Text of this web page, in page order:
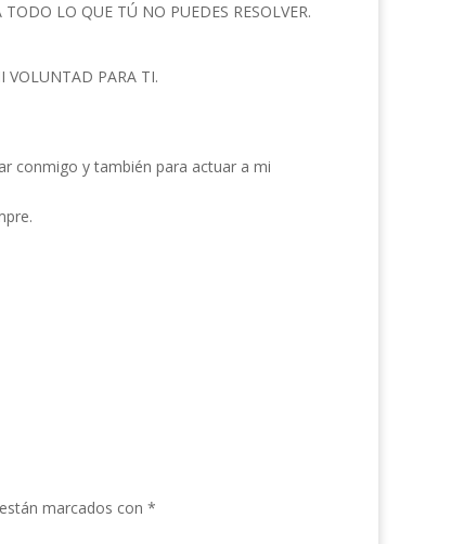
LO QUE TÚ NO PUEDES RESOLVER.
VOLUNTAD PARA TI.
conmigo y también para actuar a mi
marcados con *